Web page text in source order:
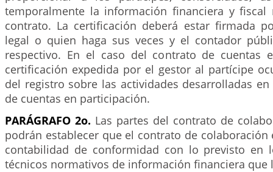
temporalmente la información financiera y fiscal
contrato. La certificación deberá estar firmada
legal o quien haga sus veces y el contador
respectivo. En el caso del contrato de cuentas
certificación expedida por el gestor al partícipe
del registro sobre las actividades desarrolladas
de cuentas en participación.
PARÁGRAFO 2o. Las partes del contrato de
podrán establecer que el contrato de colaboración
contabilidad de conformidad con lo previsto en
técnicos normativos de información financiera que